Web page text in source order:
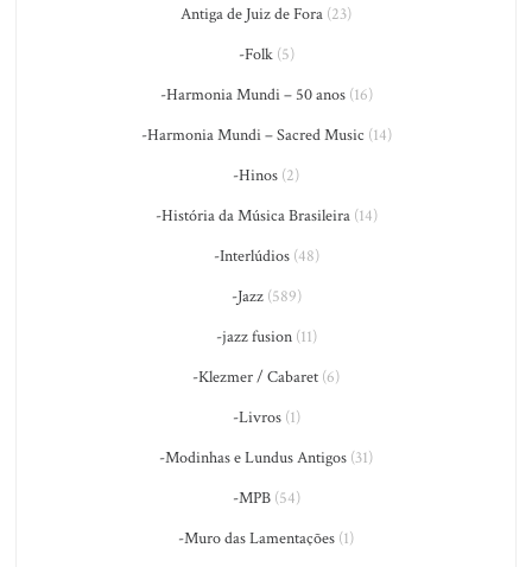
Antiga de Juiz de Fora (23)
-Folk(5)
-Harmonia Mundi – 50 anos(16)
-Harmonia Mundi – Sacred Music (14)
-Hinos (2)
-História da Música Brasileira(14)
-Interlúdios(48)
-Jazz(589)
-jazz fusion(11)
-Klezmer / Cabaret (6)
-Livros(1)
-Modinhas e Lundus Antigos (31)
-MPB(54)
-Muro das Lamentações (1)